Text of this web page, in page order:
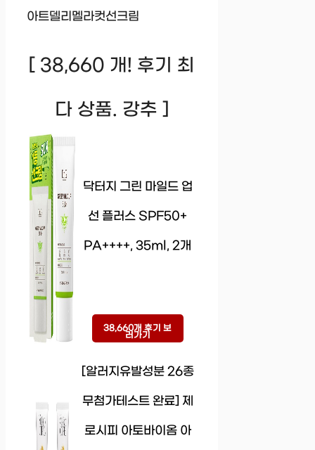
아트델리멜라컷선크림
[ 38,660 개! 후기 최
다 상품. 강추 ]
닥터지 그린 마일드 업
선 플러스 SPF50+
PA++++, 35ml, 2개
38,660개 후기 보
러가기
[알러지유발성분 26종
무첨가테스트 완료] 제
로시피 아토바이옴 아